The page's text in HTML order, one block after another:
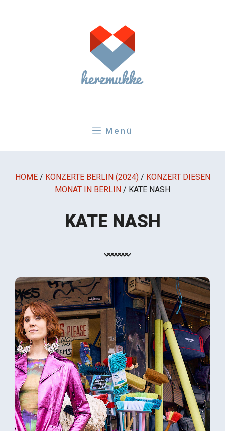
Menü
HOME / KONZERTE BERLIN (2024) / KONZERT DIESEN
MONAT IN BERLIN / KATE NASH
KATE NASH